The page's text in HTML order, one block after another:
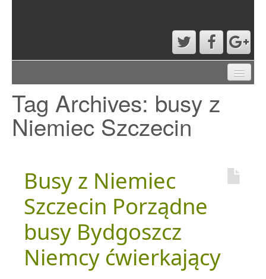
PRZYKŁADOWA STRONA
STRONA GŁÓWNA
Tag Archives: busy z
Niemiec Szczecin
Busy z Niemiec
Szczecin Porządne
busy Bydgoszcz
Niemcy ćwierkający